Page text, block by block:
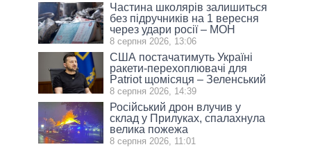
Частина школярів залишиться
без підручників на 1 вересня
через удари росії – МОН
8 серпня 2026, 13:06
США постачатимуть Україні
ракети-перехоплювачі для
Patriot щомісяця – Зеленський
8 серпня 2026, 14:39
Російський дрон влучив у
склад у Прилуках, спалахнула
велика пожежа
8 серпня 2026, 11:01